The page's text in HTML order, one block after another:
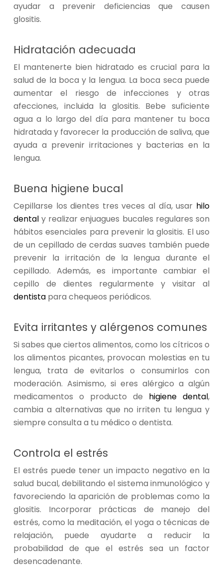
ayudar a prevenir deficiencias que causen
glositis.
Hidratación adecuada
El mantenerte bien hidratado es crucial para la
salud de la boca y la lengua. La boca seca puede
aumentar el riesgo de infecciones y otras
afecciones, incluida la glositis. Bebe suficiente
agua a lo largo del día para mantener tu boca
hidratada y favorecer la producción de saliva, que
ayuda a prevenir irritaciones y bacterias en la
lengua.
Buena higiene bucal
Cepillarse los dientes tres veces al día, usar hilo
dentaly realizar enjuagues bucales regulares son
hábitos esenciales para prevenir la glositis. El uso
de un cepillado de cerdas suaves también puede
prevenir la irritación de la lengua durante el
cepillado. Además, es importante cambiar el
cepillo de dientes regularmente y visitar al
dentistapara chequeos periódicos.
Evita irritantes y alérgenos comunes
Si sabes que ciertos alimentos, como los cítricos o
los alimentos picantes, provocan molestias en tu
lengua, trata de evitarlos o consumirlos con
moderación. Asimismo, si eres alérgico a algún
medicamentos o producto de higiene dental,
cambia a alternativas que no irriten tu lengua y
siempre consulta a tu médico o dentista.
Controla el estrés
El estrés puede tener un impacto negativo en la
salud bucal, debilitando el sistema inmunológico y
favoreciendo la aparición de problemas como la
glositis. Incorporar prácticas de manejo del
estrés, como la meditación, el yoga o técnicas de
relajación, puede ayudarte a reducir la
probabilidad de que el estrés sea un factor
desencadenante.